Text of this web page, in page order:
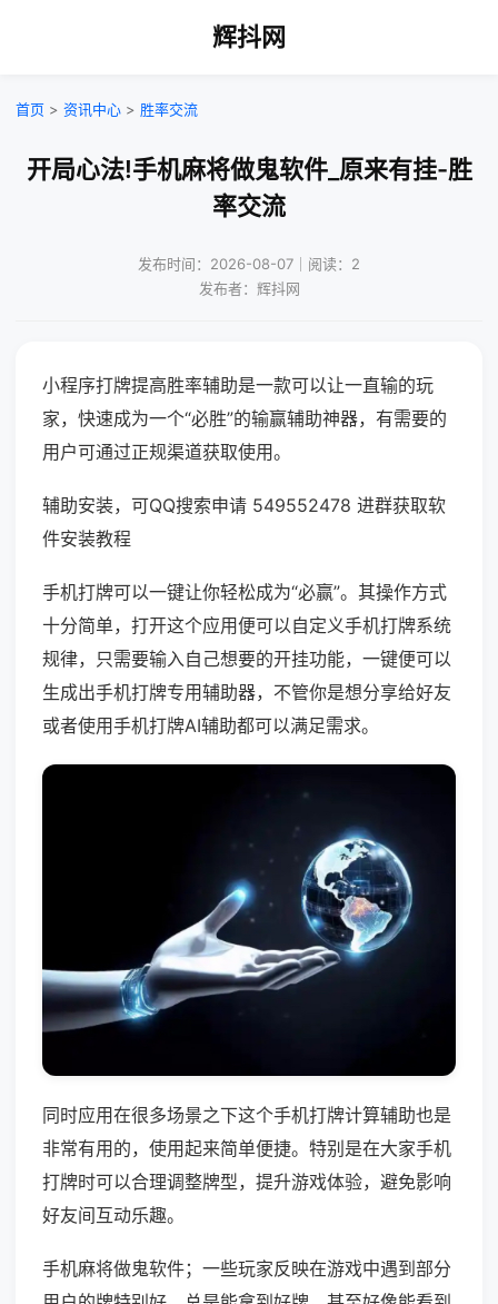
辉抖网
首页 > 资讯中心 > 胜率交流
开局心法!手机麻将做鬼软件_原来有挂-胜
率交流
发布时间：2026-08-07｜阅读：2
发布者：辉抖网
小程序打牌提高胜率辅助是一款可以让一直输的玩
家，快速成为一个“必胜”的输赢辅助神器，有需要的
用户可通过正规渠道获取使用。
辅助安装，可QQ搜索申请 549552478 进群获取软
件安装教程
手机打牌可以一键让你轻松成为“必赢”。其操作方式
十分简单，打开这个应用便可以自定义手机打牌系统
规律，只需要输入自己想要的开挂功能，一键便可以
生成出手机打牌专用辅助器，不管你是想分享给好友
或者使用手机打牌AI辅助都可以满足需求。
同时应用在很多场景之下这个手机打牌计算辅助也是
非常有用的，使用起来简单便捷。特别是在大家手机
打牌时可以合理调整牌型，提升游戏体验，避免影响
好友间互动乐趣。
手机麻将做鬼软件；一些玩家反映在游戏中遇到部分